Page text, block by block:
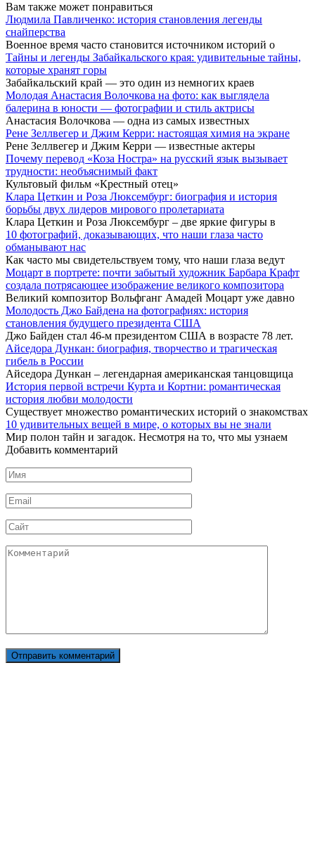
Вам также может понравиться
Людмила Павличенко: история становления легенды
снайперства
Военное время часто становится источником историй о
Тайны и легенды Забайкальского края: удивительные тайны,
которые хранят горы
Забайкальский край — это один из немногих краев
Молодая Анастасия Волочкова на фото: как выглядела
балерина в юности — фотографии и стиль актрисы
Анастасия Волочкова — одна из самых известных
Рене Зеллвегер и Джим Керри: настоящая химия на экране
Рене Зеллвегер и Джим Керри — известные актеры
Почему перевод «Коза Ностра» на русский язык вызывает
трудности: необъяснимый факт
Культовый фильм «Крестный отец»
Клара Цеткин и Роза Люксембург: биография и история
борьбы двух лидеров мирового пролетариата
Клара Цеткин и Роза Люксембург – две яркие фигуры в
10 фотографий, доказывающих, что наши глаза часто
обманывают нас
Как часто мы свидетельствуем тому, что наши глаза ведут
Моцарт в портрете: почти забытый художник Барбара Крафт
создала потрясающее изображение великого композитора
Великий композитор Вольфганг Амадей Моцарт уже давно
Молодость Джо Байдена на фотографиях: история
становления будущего президента США
Джо Байден стал 46-м президентом США в возрасте 78 лет.
Айседора Дункан: биография, творчество и трагическая
гибель в России
Айседора Дункан – легендарная американская танцовщица
История первой встречи Курта и Кортни: романтическая
история любви молодости
Существует множество романтических историй о знакомствах
10 удивительных вещей в мире, о которых вы не знали
Мир полон тайн и загадок. Несмотря на то, что мы узнаем
Добавить комментарий
Имя
*
Email
*
Сайт
Комментарий